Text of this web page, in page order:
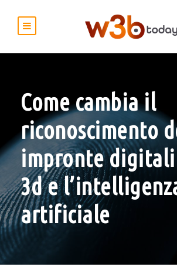
Come cambia il
riconoscimento
impronte
3d e
artificiale